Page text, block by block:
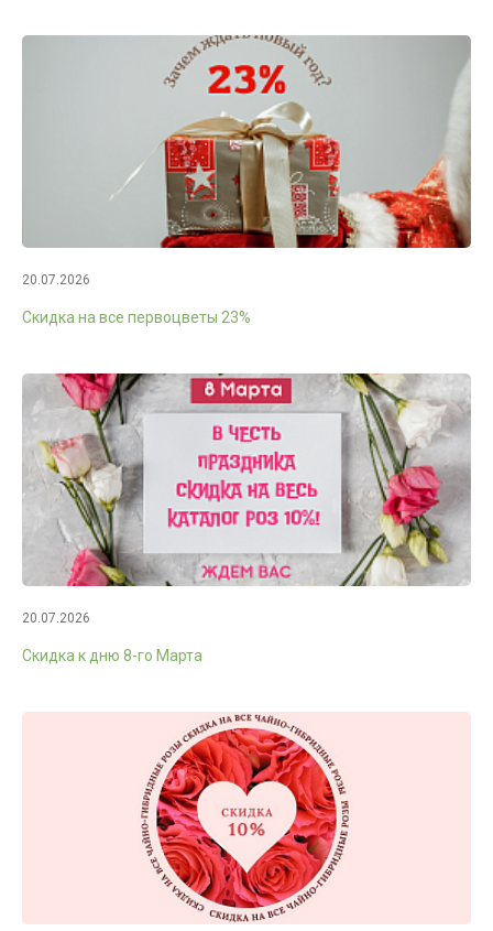
20.07.2026
Скидка на все первоцветы 23%
20.07.2026
Скидка к дню 8-го Марта